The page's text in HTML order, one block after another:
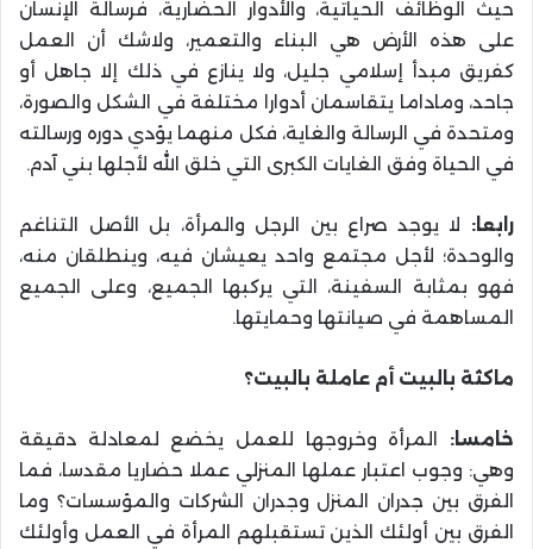
حيث الوظائف الحياتية، والأدوار الحضارية، فرسالة الإنسان
على هذه الأرض هي البناء والتعمير، ولاشك أن العمل
كفريق مبدأ إسلامي جليل، ولا ينازع في ذلك إلا جاهل أو
جاحد، وماداما يتقاسمان أدوارا مختلفة في الشكل والصورة،
ومتحدة في الرسالة والغاية، فكل منهما يؤدي دوره ورسالته
في الحياة وفق الغايات الكبرى التي خلق الله لأجلها بني آدم.
رابعا: لا يوجد صراع بين الرجل والمرأة، بل الأصل التناغم
والوحدة؛ لأجل مجتمع واحد يعيشان فيه، وينطلقان منه،
فهو بمثابة السفينة، التي يركبها الجميع، وعلى الجميع
المساهمة في صيانتها وحمايتها.
ماكثة بالبيت أم عاملة بالبيت؟
خامسا: المرأة وخروجها للعمل يخضع لمعادلة دقيقة
وهي: وجوب اعتبار عملها المنزلي عملا حضاريا مقدسا، فما
الفرق بين جدران المنزل وجدران الشركات والمؤسسات؟ وما
الفرق بين أولئك الذين تستقبلهم المرأة في العمل وأولئك